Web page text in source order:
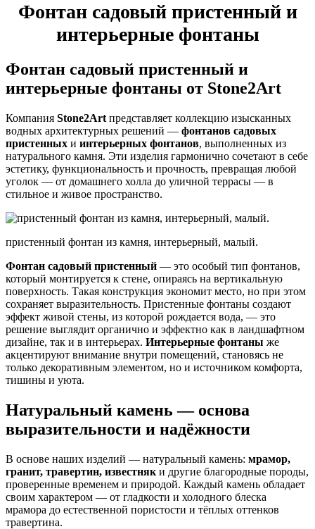
Фонтан садовый пристенный и
интерьерные фонтаны
Фонтан садовый пристенный и
интерьерные фонтаны от Stone2Art
Компания Stone2Art представляет коллекцию изысканных
водных архитектурных решений — фонтанов садовых
пристенных и интерьерных фонтанов, выполненных из
натурального камня. Эти изделия гармонично сочетают в себе
эстетику, функциональность и прочность, превращая любой
уголок — от домашнего холла до уличной террасы — в
стильное и живое пространство.
пристенный фонтан из камня, интерьерный, малый.
Фонтан садовый пристенный — это особый тип фонтанов,
который монтируется к стене, опираясь на вертикальную
поверхность. Такая конструкция экономит место, но при этом
сохраняет выразительность. Пристенные фонтаны создают
эффект живой стены, из которой рождается вода, — это
решение выглядит органично и эффектно как в ландшафтном
дизайне, так и в интерьерах. Интерьерные фонтаны же
акцентируют внимание внутри помещений, становясь не
только декоративным элементом, но и источником комфорта,
тишины и уюта.
Натуральный камень — основа
выразительности и надёжности
В основе наших изделий — натуральный камень: мрамор,
гранит, травертин, известняк и другие благородные породы,
проверенные временем и природой. Каждый камень обладает
своим характером — от гладкости и холодного блеска
мрамора до естественной пористости и тёплых оттенков
травертина.